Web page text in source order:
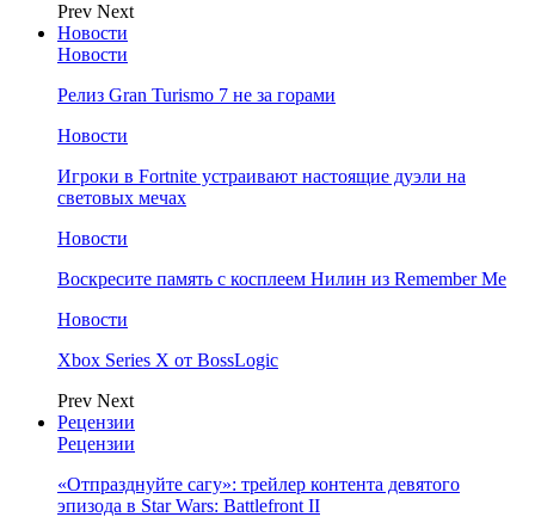
Prev Next
Новости
Новости
Релиз Gran Turismo 7 не за горами
Новости
Игроки в Fortnite устраивают настоящие дуэли на
световых мечах
Новости
Воскресите память с косплеем Нилин из Remember Me
Новости
Xbox Series X от BossLogic
Prev Next
Рецензии
Рецензии
«Отпразднуйте сагу»: трейлер контента девятого
эпизода в Star Wars: Battlefront II